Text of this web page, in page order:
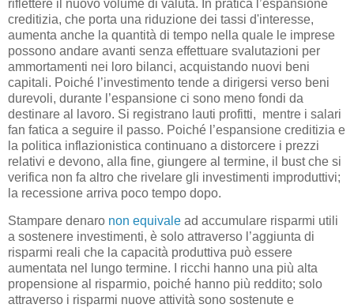
riflettere il nuovo volume di valuta. In pratica l’espansione
creditizia, che porta una riduzione dei tassi d'interesse,
aumenta anche la quantità di tempo nella quale le imprese
possono andare avanti senza effettuare svalutazioni per
ammortamenti nei loro bilanci, acquistando nuovi beni
capitali. Poiché l’investimento tende a dirigersi verso beni
durevoli, durante l’espansione ci sono meno fondi da
destinare al lavoro. Si registrano lauti profitti, mentre i salari
fan fatica a seguire il passo. Poiché l’espansione creditizia e
la politica inflazionistica continuano a distorcere i prezzi
relativi e devono, alla fine, giungere al termine, il bust che si
verifica non fa altro che rivelare gli investimenti improduttivi;
la recessione arriva poco tempo dopo.
Stampare denaro non equivale ad accumulare risparmi utili
a sostenere investimenti, è solo attraverso l’aggiunta di
risparmi reali che la capacità produttiva può essere
aumentata nel lungo termine. I ricchi hanno una più alta
propensione al risparmio, poiché hanno più reddito; solo
attraverso i risparmi nuove attività sono sostenute e